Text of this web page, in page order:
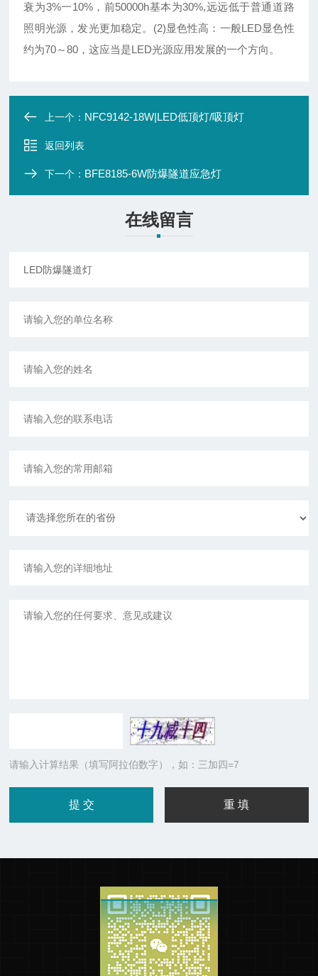
衰为3%一10%，前50000h基本为30%,远远低于普通道路
照明光源，发光更加稳定。(2)显色性高：一般LED显色性
约为70～80，这应当是LED光源应用发展的一个方向。
上一个： NFC9142-18W|LED低顶灯/吸顶灯
返回列表
下一个： BFE8185-6W防爆隧道应急灯
在线留言
请输入计算结果（填写阿拉伯数字），如：三加四=7